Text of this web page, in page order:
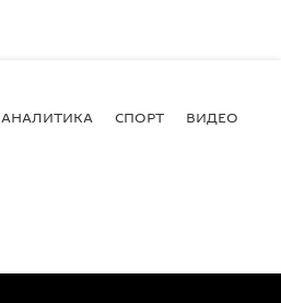
АНАЛИТИКА СПОРТ ВИДЕО